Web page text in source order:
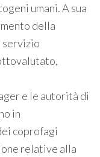
umani. A sua
della
servizio
e le autorità di
in
coprofagi
relative alla